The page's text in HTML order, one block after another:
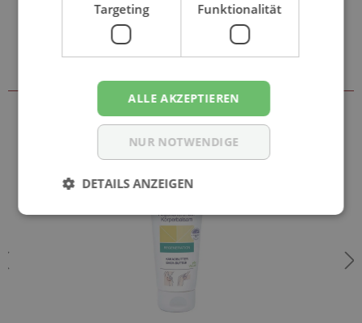
Sie könnten auch an folgenden
Artikeln interessiert sein
Targeting Funktionalität
ALLE AKZEPTIEREN
NUR NOTWENDIGE
DETAILS ANZEIGEN